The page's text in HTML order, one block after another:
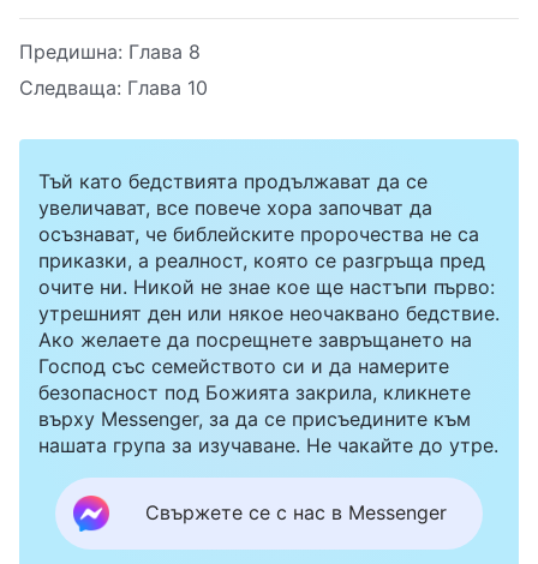
Предишна: Глава 8
Следваща: Глава 10
Тъй като бедствията продължават да се
увеличават, все повече хора започват да
осъзнават, че библейските пророчества не са
приказки, а реалност, която се разгръща пред
очите ни. Никой не знае кое ще настъпи първо:
утрешният ден или някое неочаквано бедствие.
Ако желаете да посрещнете завръщането на
Господ със семейството си и да намерите
безопасност под Божията закрила, кликнете
върху Messenger, за да се присъедините към
нашата група за изучаване. Не чакайте до утре.
Свържете се с нас в Messenger